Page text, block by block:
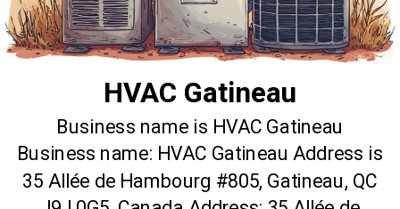
HVAC Gatineau
Business name is HVAC Gatineau
Business name: HVAC Gatineau Address is
35 Allée de Hambourg #805, Gatineau, QC